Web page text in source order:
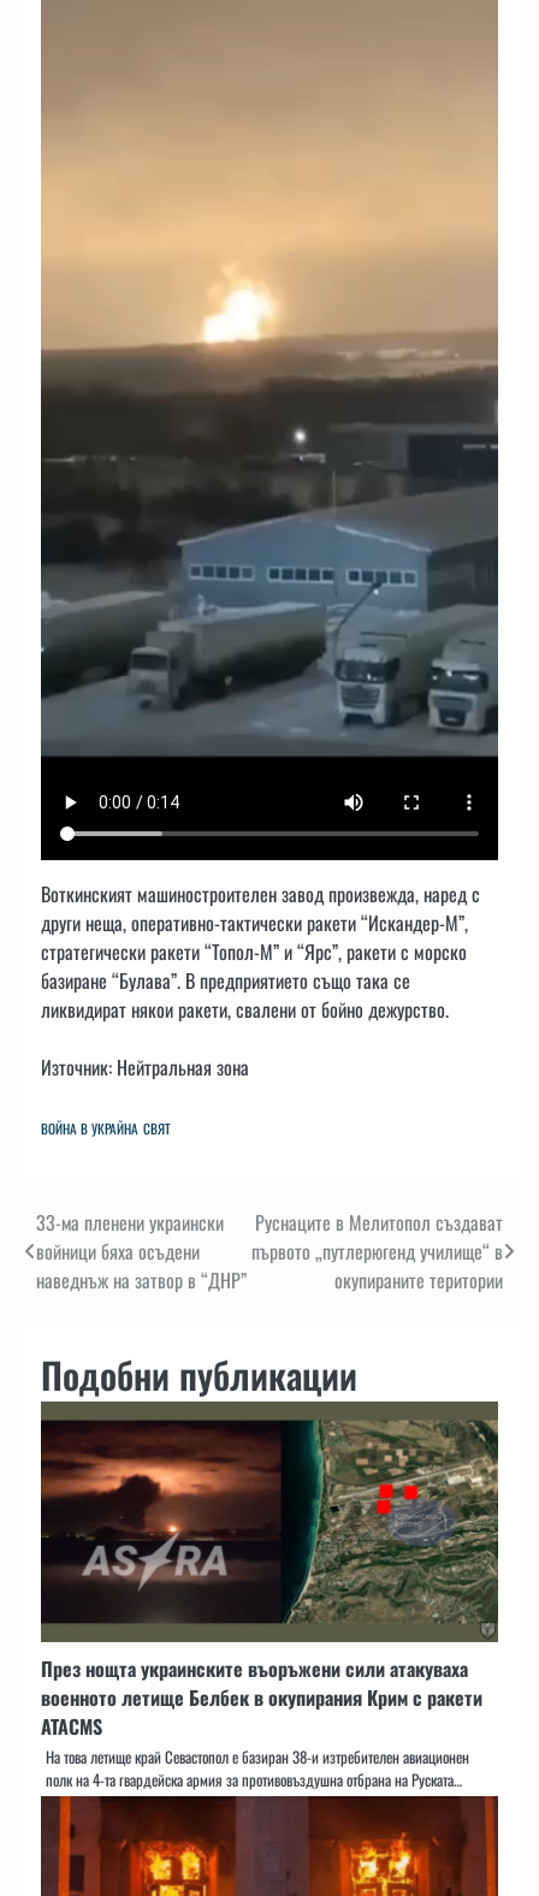
Воткинският машиностроителен завод произвежда, наред с
други неща, оперативно-тактически ракети “Искандер-М”,
стратегически ракети “Топол-М” и “Ярс”, ракети с морско
базиране “Булава”. В предприятието също така се
ликвидират някои ракети, свалени от бойно дежурство.
Източник: Нейтральная зона
ВОЙНА В УКРАЙНА СВЯТ
Навигация
33-ма пленени украински
войници бяха осъдени
наведнъж на затвор в “ДНР”
Руснаците в Мелитопол създават
първото „путлерюгенд училище“ в
окупираните територии
Подобни публикации
През нощта украинските въоръжени сили атакуваха
военното летище Белбек в окупирания Крим с ракети
ATACMS
На това летище край Севастопол е базиран 38-и изтребителен авиационен
полк на 4-та гвардейска армия за противовъздушна отбрана на Руската…